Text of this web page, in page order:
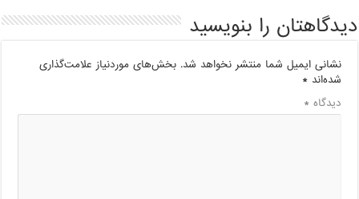
دیدگاهتان را بنویسید
نشانی ایمیل شما منتشر نخواهد شد. بخش‌های موردنیاز علامت‌گذاری
شده‌اند*
دیدگاه*